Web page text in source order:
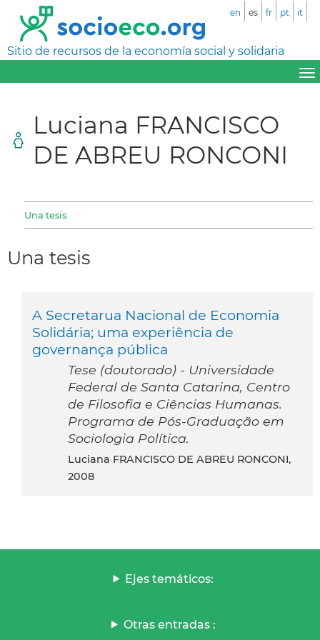
Sitio de recursos de la economía social y solidaria
en es fr pt it
Luciana FRANCISCO
DE ABREU RONCONI
Una tesis
Una tesis
A Secretarua Nacional de Economia
Solidária; uma experiência de
governança pública
Tese (doutorado) - Universidade
Federal de Santa Catarina, Centro
de Filosofia e Ciências Humanas.
Programa de Pós-Graduação em
Sociologia Política.
Luciana FRANCISCO DE ABREU RONCONI,
2008
Ejes temáticos:
Otras entradas :